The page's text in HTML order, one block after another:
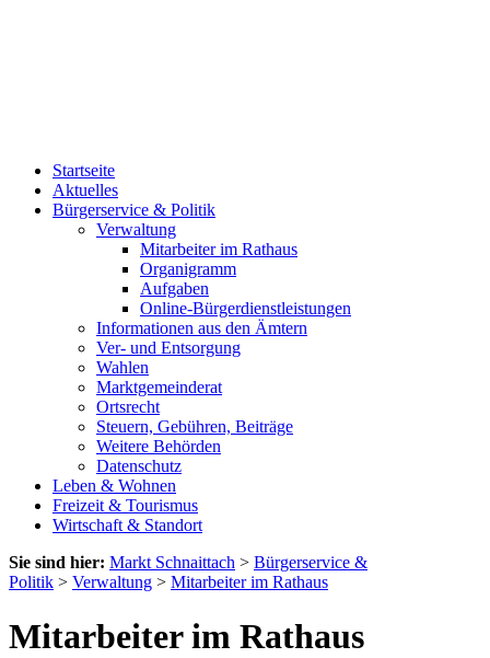
Startseite
Aktuelles
Bürgerservice & Politik
Verwaltung
Mitarbeiter im Rathaus
Organigramm
Aufgaben
Online-Bürgerdienstleistungen
Informationen aus den Ämtern
Ver- und Entsorgung
Wahlen
Marktgemeinderat
Ortsrecht
Steuern, Gebühren, Beiträge
Weitere Behörden
Datenschutz
Leben & Wohnen
Freizeit & Tourismus
Wirtschaft & Standort
Sie sind hier: Markt Schnaittach > Bürgerservice &
Politik > Verwaltung > Mitarbeiter im Rathaus
Mitarbeiter im Rathaus